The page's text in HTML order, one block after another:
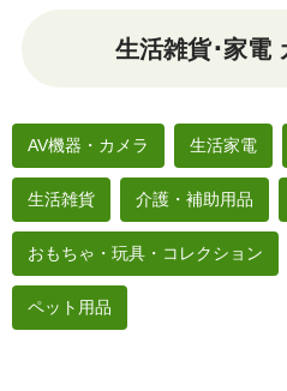
生活雑貨･家電
AV機器・カメラ 生活家電
生活雑貨 介護・補助用品
おもちゃ・玩具・コレクション
ペット用品